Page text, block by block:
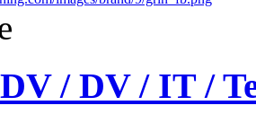
/ DV / IT /